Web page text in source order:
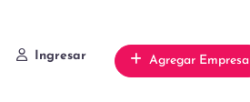
Ingresar Agregar Empresa